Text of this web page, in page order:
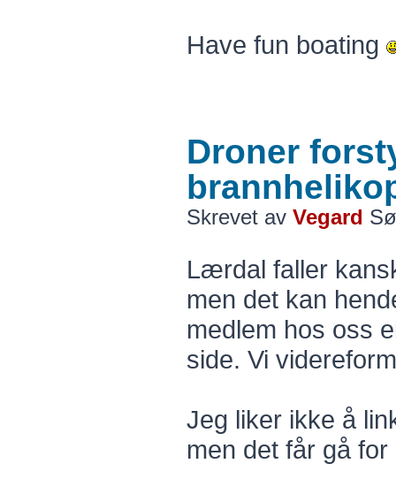
Have fun boating
Droner
Skrevet av Vegard
Lærdal faller
men det kan
medlem hos oss
side. Vi
Jeg liker ikke å
men det får gå